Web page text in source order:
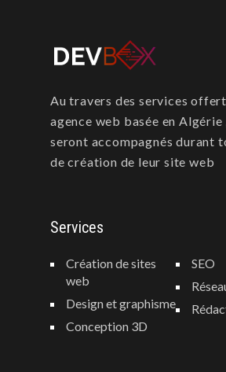
Au travers des services
agence web basée en Algérie
seront accompagnés durant
de création de leur site web
Services
Création de sites
web
Design et graphisme
Conception 3D
SEO